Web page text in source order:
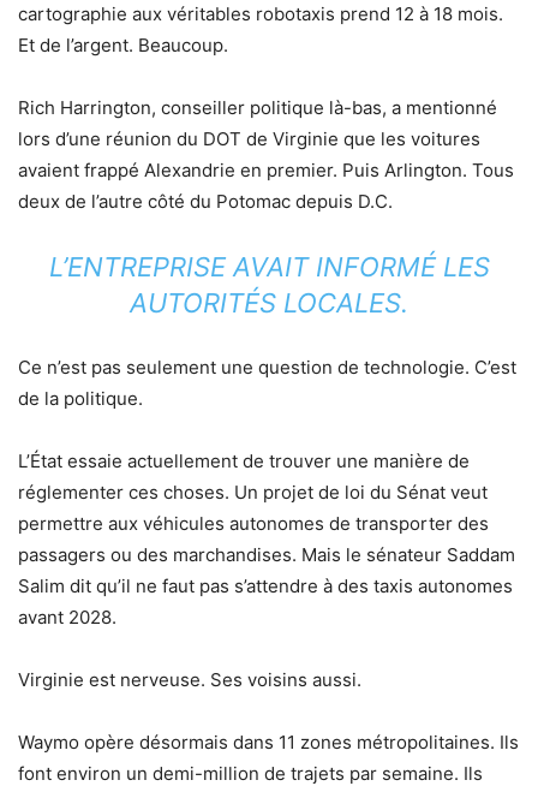
cartographie aux véritables robotaxis prend 12 à 18 mois.
Et de l’argent. Beaucoup.
Rich Harrington, conseiller politique là-bas, a mentionné
lors d’une réunion du DOT de Virginie que les voitures
avaient frappé Alexandrie en premier. Puis Arlington. Tous
deux de l’autre côté du Potomac depuis D.C.
L’ENTREPRISE AVAIT INFORMÉ LES
AUTORITÉS LOCALES.
Ce n’est pas seulement une question de technologie. C’est
de la politique.
L’État essaie actuellement de trouver une manière de
réglementer ces choses. Un projet de loi du Sénat veut
permettre aux véhicules autonomes de transporter des
passagers ou des marchandises. Mais le sénateur Saddam
Salim dit qu’il ne faut pas s’attendre à des taxis autonomes
avant 2028.
Virginie est nerveuse. Ses voisins aussi.
Waymo opère désormais dans 11 zones métropolitaines. Ils
font environ un demi-million de trajets par semaine. Ils